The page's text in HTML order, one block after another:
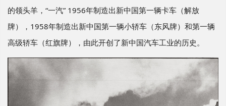
的领头羊，“一汽” 1956年制造出新中国第一辆卡车（解放
牌），1958年制造出新中国第一辆小轿车（东风牌）和第一辆
高级轿车（红旗牌），由此开创了新中国汽车工业的历史。